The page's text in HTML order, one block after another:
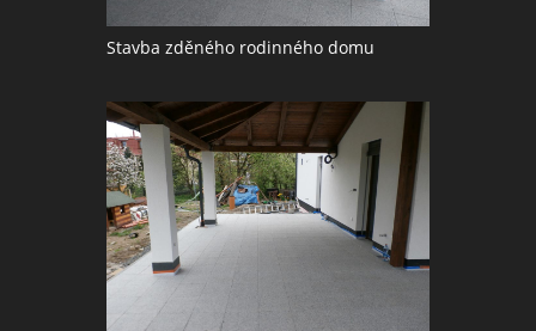
Stavba zděného rodinného domu